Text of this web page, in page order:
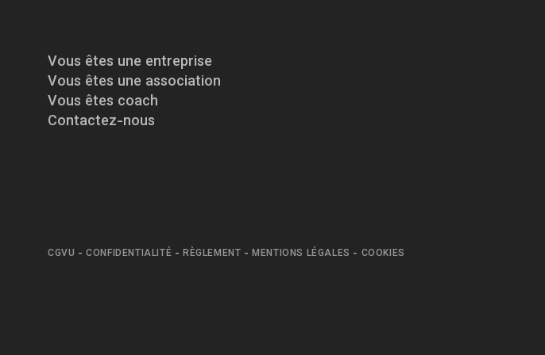
Vous êtes une entreprise
Vous êtes une association
Vous êtes coach
Contactez-nous
CGVU -CONFIDENTIALITÉ -RÈGLEMENT -MENTIONS LÉGALES - COOKIES